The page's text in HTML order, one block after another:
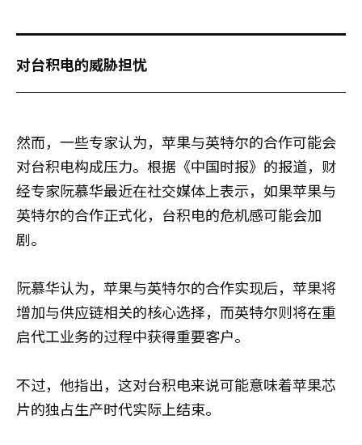
对台积电的威胁担忧
然而，一些专家认为，苹果与英特尔的合作可能会
对台积电构成压力。根据《中国时报》的报道，财
经专家阮慕华最近在社交媒体上表示，如果苹果与
英特尔的合作正式化，台积电的危机感可能会加
剧。
阮慕华认为，苹果与英特尔的合作实现后，苹果将
增加与供应链相关的核心选择，而英特尔则将在重
启代工业务的过程中获得重要客户。
不过，他指出，这对台积电来说可能意味着苹果芯
片的独占生产时代实际上结束。